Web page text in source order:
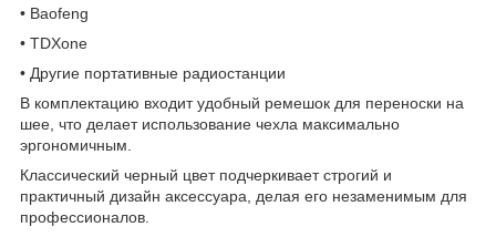
• Baofeng
• TDXone
• Другие портативные радиостанции
В комплектацию входит удобный ремешок для переноски на
шее, что делает использование чехла максимально
эргономичным.
Классический черный цвет подчеркивает строгий и
практичный дизайн аксессуара, делая его незаменимым для
профессионалов.